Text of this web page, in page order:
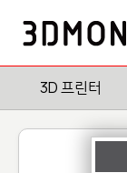
3D 프린터